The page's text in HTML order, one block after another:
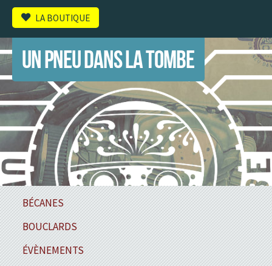
LA BOUTIQUE
UN PNEU DANS LA TOMBE
BÉCANES
BOUCLARDS
ÉVÈNEMENTS